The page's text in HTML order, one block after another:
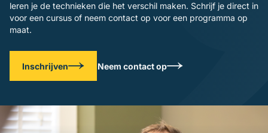
leren je de technieken die het verschil maken. Schrijf je direct in
voor een cursus of neem contact op voor een programma op
maat.
Inschrijven Neem contact op